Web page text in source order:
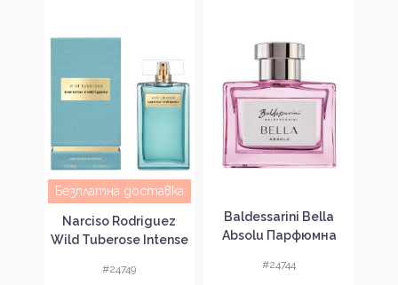
Безплатна доставка
Narciso Rodriguez
Wild Tuberose Intense
жени EDP
#24749
Baldessarini Bella
Absolu Парфюмна
#24744